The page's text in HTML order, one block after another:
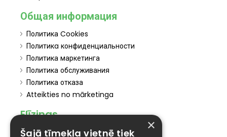
Общая информация
Политика Cookies
Политикa конфиденциальности
Политика маркетинга
Политика обслуживания
Политика отказа
Atteikties no mārketinga
Elīzings
Affiliate
×
Šajā tīmekļa vietnē tiek